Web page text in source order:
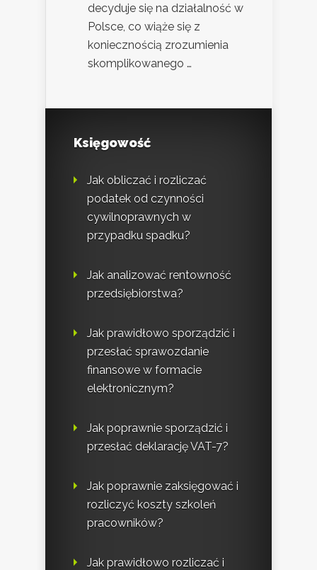
decyduje się na działalność w
Polsce, co wiąże się z
koniecznością zrozumienia
skomplikowanego …
Księgowość
Jak obliczać i rozliczać
podatek od czynności
cywilnoprawnych w
przypadku spadku?
Jak analizować rentowność
przedsiębiorstwa?
Jak prawidłowo sporządzić i
przesłać sprawozdanie
finansowe w formacie
elektronicznym?
Jak poprawnie sporządzić i
przesłać deklarację VAT-7?
Jak poprawnie zaksięgować i
rozliczyć koszty szkoleń
pracowników?
Jak prawidłowo rozliczać i